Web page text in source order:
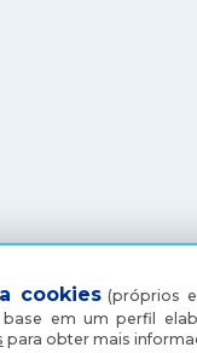
cookies(próprios e
base em um perfil
para obter mais